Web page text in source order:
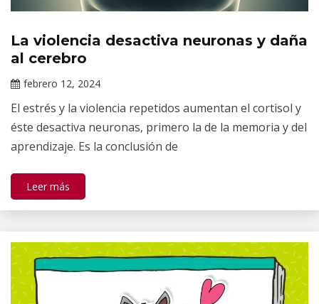
Noticias
La violencia desactiva neuronas y daña
al cerebro
febrero 12, 2024
Ramírez
El estrés y la violencia repetidos aumentan el cortisol y
éste desactiva neuronas, primero la de la memoria y del
aprendizaje. Es la conclusión de
Leer más